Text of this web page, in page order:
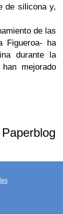
de silicona y,
de las
Figueroa- ha
durante la
mejorado